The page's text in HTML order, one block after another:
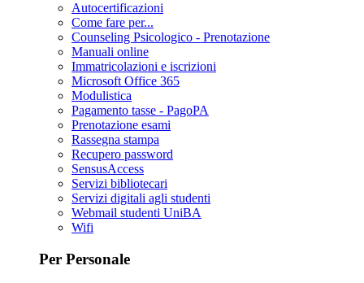
Autocertificazioni
Come fare per...
Counseling Psicologico - Prenotazione
Manuali online
Immatricolazioni e iscrizioni
Microsoft Office 365
Modulistica
Pagamento tasse - PagoPA
Prenotazione esami
Rassegna stampa
Recupero password
SensusAccess
Servizi bibliotecari
Servizi digitali agli studenti
Webmail studenti UniBA
Wifi
Per Personale